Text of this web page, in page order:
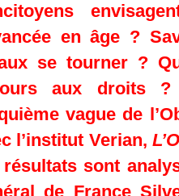
en âge ?
se tourner ?
aux droits ?
vague de
l’institut Verian,
sont
de France